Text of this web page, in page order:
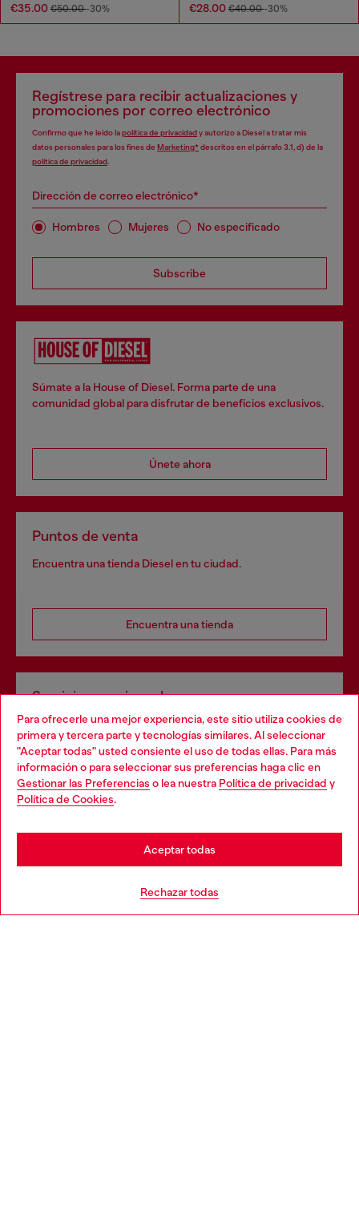
Para ofrecerle una mejor experiencia, este sitio utiliza cookies de
primera y tercera parte y tecnologías similares. Al seleccionar
"Aceptar todas" usted consiente el uso de todas ellas. Para más
información o para seleccionar sus preferencias haga clic en
Gestionar las Preferencias o lea nuestra Política de privacidad y
Política de Cookies.
Rechazar todas
Aceptar todas
€35.00 €50.00-30% €28.00 €40.00-30%
Regístrese para recibir actualizaciones y
promociones por correo electrónico
Confirmo que he leído lapolítica de privacidady autorizo a Diesel a tratar mis
datos personales para los fines de Marketing*descritos en el párrafo 3.1, d) de la
política de privacidad
Dirección de correo electrónico*
Hombres Mujeres No especificado
Subscribe
Súmate a la House of Diesel. Forma parte de una
comunidad global para disfrutar de beneficios exclusivos.
Únete ahora
Puntos de venta
Encuentra una tienda Diesel en tu ciudad.
Encuentra una tienda
Servicios omnicanal
Descubre todos nuestros servicios, tanto en línea como
en la tienda.
Choose your location
You are currently browsing España website, but it seems you
may be based in United States